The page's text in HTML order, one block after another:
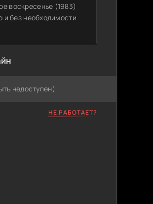
воскресенье (1983)
и без необходимости
недоступен)
НЕ РАБОТАЕТ?